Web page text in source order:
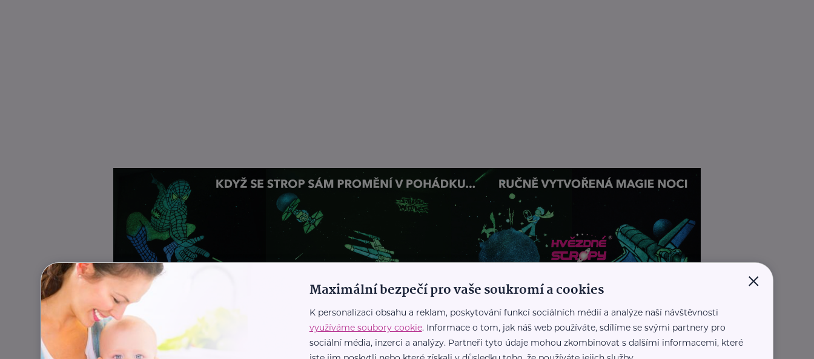
REKLAMA
×
Maximální bezpečí pro vaše soukromí a cookies
K personalizaci obsahu a reklam, poskytování funkcí sociálních médií a analýze naší návštěvnosti
využíváme soubory cookie. Informace o tom, jak náš web používáte, sdílíme se svými partnery pro
sociální média, inzerci a analýzy. Partneři tyto údaje mohou zkombinovat s dalšími informacemi, které